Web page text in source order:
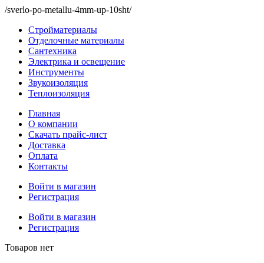
/sverlo-po-metallu-4mm-up-10sht/
Стройматериалы
Отделочные материалы
Сантехника
Электрика и освещение
Инструменты
Звукоизоляция
Теплоизоляция
Главная
О компании
Скачать прайс-лист
Доставка
Оплата
Контакты
Войти в магазин
Регистрация
Войти в магазин
Регистрация
Товаров нет